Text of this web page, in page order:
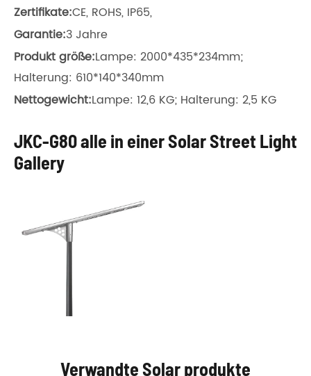
Zertifikate:CE, ROHS, IP65,
Garantie:3 Jahre
Produkt größe:Lampe: 2000*435*234mm;
Halterung: 610*140*340mm
Nettogewicht:Lampe: 12,6 KG; Halterung: 2,5 KG
JKC-G80 alle in einer Solar Street Light
Gallery
Verwandte Solar produkte